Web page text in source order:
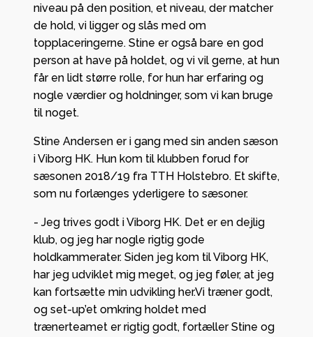
niveau på den position, et niveau, der matcher
de hold, vi ligger og slås med om
topplaceringerne. Stine er også bare en god
person at have på holdet, og vi vil gerne, at hun
får en lidt større rolle, for hun har erfaring og
nogle værdier og holdninger, som vi kan bruge
til noget.
Stine Andersen er i gang med sin anden sæson
i Viborg HK. Hun kom til klubben forud for
sæsonen 2018/19 fra TTH Holstebro. Et skifte,
som nu forlænges yderligere to sæsoner.
- Jeg trives godt i Viborg HK. Det er en dejlig
klub, og jeg har nogle rigtig gode
holdkammerater. Siden jeg kom til Viborg HK,
har jeg udviklet mig meget, og jeg føler, at jeg
kan fortsætte min udvikling her.Vi træner godt,
og set-up’et omkring holdet med
trænerteamet er rigtig godt, fortæller Stine og